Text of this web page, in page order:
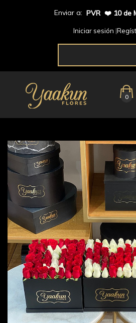
Enviar a: PVR ❤️ 10 de
Iniciar sesión
0